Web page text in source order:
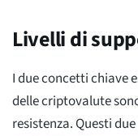
Livelli di
I due concetti chiave
delle criptovalute
resistenza. Questi